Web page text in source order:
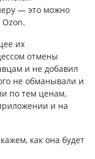
— это можно
их
отмены
и не добавил
не обманывали и
по тем ценам,
и на
как она будет